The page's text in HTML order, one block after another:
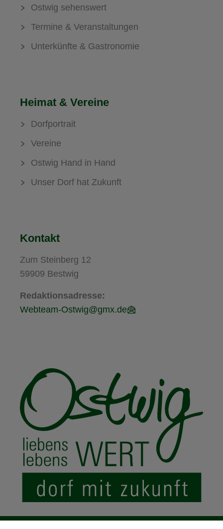
Ostwig sehenswert
Termine & Veranstaltungen
Unterkünfte & Gastronomie
Heimat & Vereine
Dorfportrait
Vereine
Ostwig Hand in Hand
Unser Dorf hat Zukunft
Kontakt
Zum Steinberg 12
59909 Bestwig
Redaktionsadresse:
Webteam-Ostwig@gmx.de